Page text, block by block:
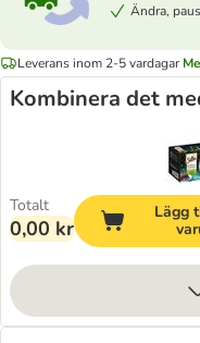
Ändra,
Leverans inom 2-5 vardagar
Kombinera det
Totalt
0,00 kr
Lägg